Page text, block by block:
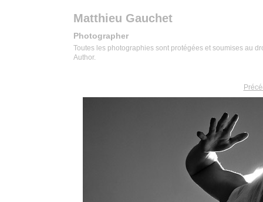
Matthieu Gauchet
Photographer
Toutes les photographies sont protégées et soumises au
Author.